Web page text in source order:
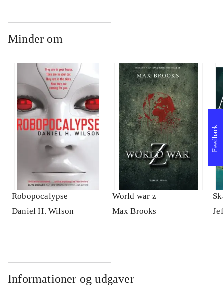
Minder om
Robopocalypse
Daniel H. Wilson
World war z
Max Brooks
Informationer og udgaver
Feedback